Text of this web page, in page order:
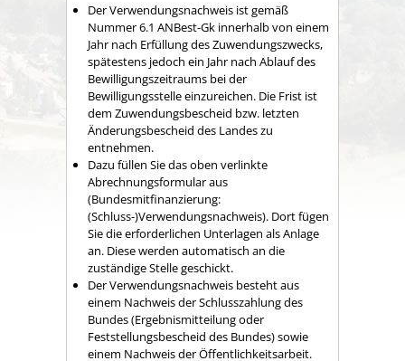
Der Verwendungsnachweis ist gemäß
Nummer 6.1 ANBest-Gk innerhalb von einem
Jahr nach Erfüllung des Zuwendungszwecks,
spätestens jedoch ein Jahr nach Ablauf des
Bewilligungszeitraums bei der
Bewilligungsstelle einzureichen. Die Frist ist
dem Zuwendungsbescheid bzw. letzten
Änderungsbescheid des Landes zu
entnehmen.
Dazu füllen Sie das oben verlinkte
Abrechnungsformular aus
(Bundesmitfinanzierung:
(Schluss-)Verwendungsnachweis). Dort fügen
Sie die erforderlichen Unterlagen als Anlage
an. Diese werden automatisch an die
zuständige Stelle geschickt.
Der Verwendungsnachweis besteht aus
einem Nachweis der Schlusszahlung des
Bundes (Ergebnismitteilung oder
Feststellungsbescheid des Bundes) sowie
einem Nachweis der Öffentlichkeitsarbeit.